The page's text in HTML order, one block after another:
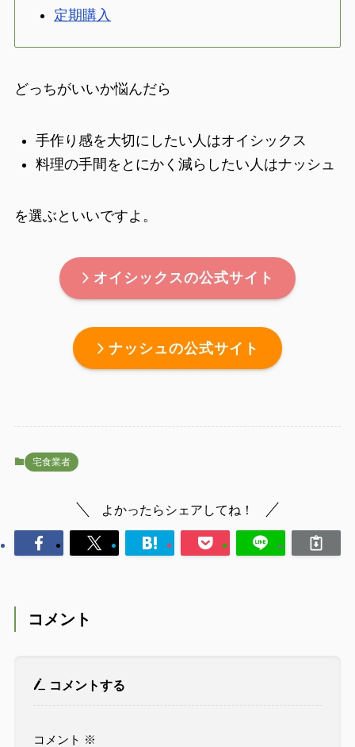
定期購入
どっちがいいか悩んだら
手作り感を大切にしたい人はオイシックス
料理の手間をとにかく減らしたい人はナッシュ
を選ぶといいですよ。
オイシックスの公式サイト
ナッシュの公式サイト
宅食業者
よかったらシェアしてね！
コメント
コメントする
コメント ※